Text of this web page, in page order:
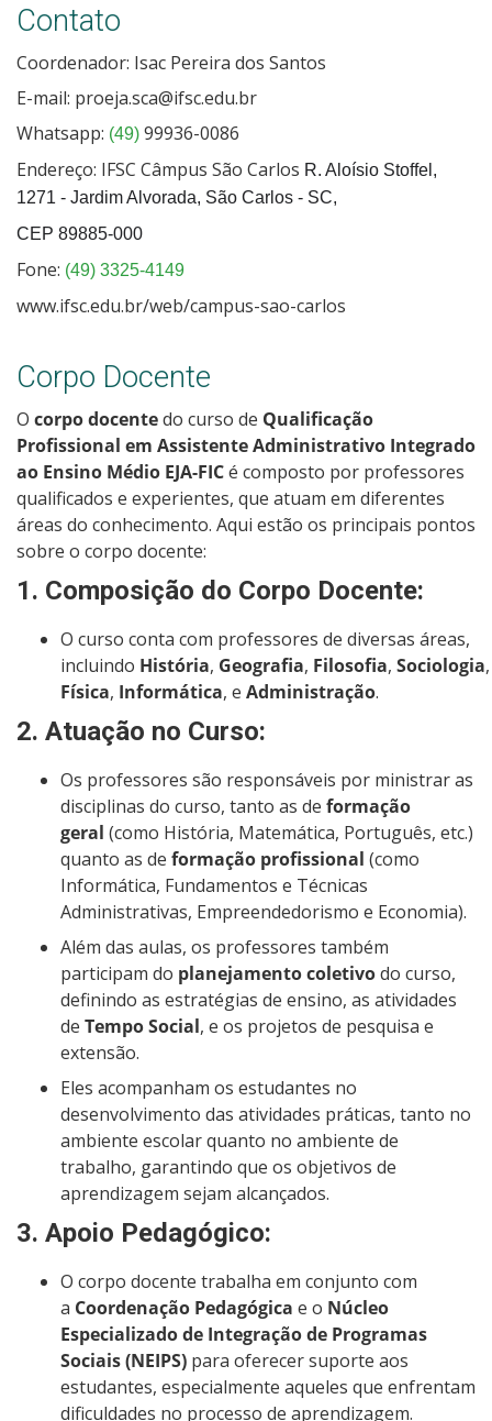
Contato
Coordenador: Isac Pereira dos Santos
E-mail: proeja.sca@ifsc.edu.br
Whatsapp: (49) 99936-0086
Endereço: IFSC Câmpus São Carlos R. Aloísio Stoffel,
1271 - Jardim Alvorada, São Carlos - SC,
CEP 89885-000
Fone: (49) 3325-4149
www.ifsc.edu.br/web/campus-sao-carlos
Corpo Docente
O corpo docentedo curso de Qualificação
Profissional em Assistente Administrativo Integrado
ao Ensino Médio EJA-FICé composto por professores
qualificados e experientes, que atuam em diferentes
áreas do conhecimento. Aqui estão os principais pontos
sobre o corpo docente:
1. Composição do Corpo Docente:
O curso conta com professores de diversas áreas,
incluindo História, Geografia, Filosofia, Sociologia
Física, Informática, e Administração.
2. Atuação no Curso:
Os professores são responsáveis por ministrar as
disciplinas do curso, tanto as de formação
geral (como História, Matemática, Português, etc.)
quanto as de formação profissional (como
Informática, Fundamentos e Técnicas
Administrativas, Empreendedorismo e Economia).
Além das aulas, os professores também
participam do planejamento coletivodo curso,
definindo as estratégias de ensino, as atividades
de Tempo Social, e os projetos de pesquisa e
extensão.
Eles acompanham os estudantes no
desenvolvimento das atividades práticas, tanto no
ambiente escolar quanto no ambiente de
trabalho, garantindo que os objetivos de
aprendizagem sejam alcançados.
3. Apoio Pedagógico:
O corpo docente trabalha em conjunto com
a Coordenação Pedagógica e o Núcleo
Especializado de Integração de Programas
Sociais (NEIPS) para oferecer suporte aos
estudantes, especialmente aqueles que enfrentam
dificuldades no processo de aprendizagem.